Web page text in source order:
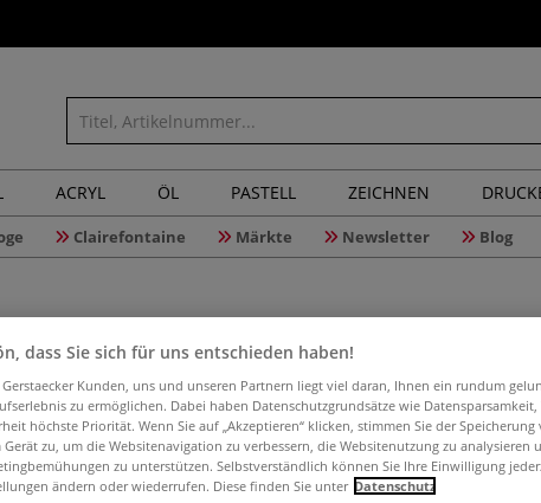
ACRYL ÖL PASTELL ZEICHNEN
Clairefontaine Märkte Newsletter Blog
Beidseitig
50 cm.
dass Sie sich für uns entschieden haben!
Gerstaecker Kunden, uns und unseren Partnern liegt viel daran, Ihnen ein rundum
zu ermöglichen. Dabei haben Datenschutzgrundsätze wie
höchste Priorität. Wenn Sie auf „Akzeptieren“ klicken, stimmen Sie der
Gerät zu, um die Websitenavigation zu verbessern, die Websitenutzung zu analysieren
zu unterstützen. Selbstverständlich können Sie Ihre Einwilligung
ändern oder wiederrufen. Diese finden Sie unter Datenschutz